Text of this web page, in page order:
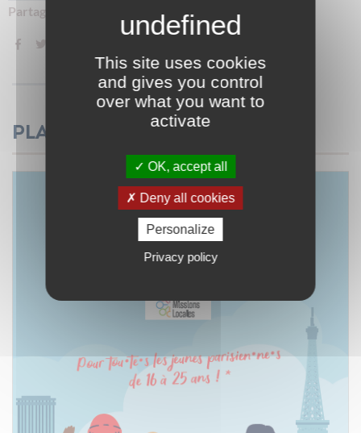
Partager sur :
Plaquette
This site uses cookies
and gives you control
over what you want to
activate
OK, accept all
Deny all cookies
Personalize
Privacy policy